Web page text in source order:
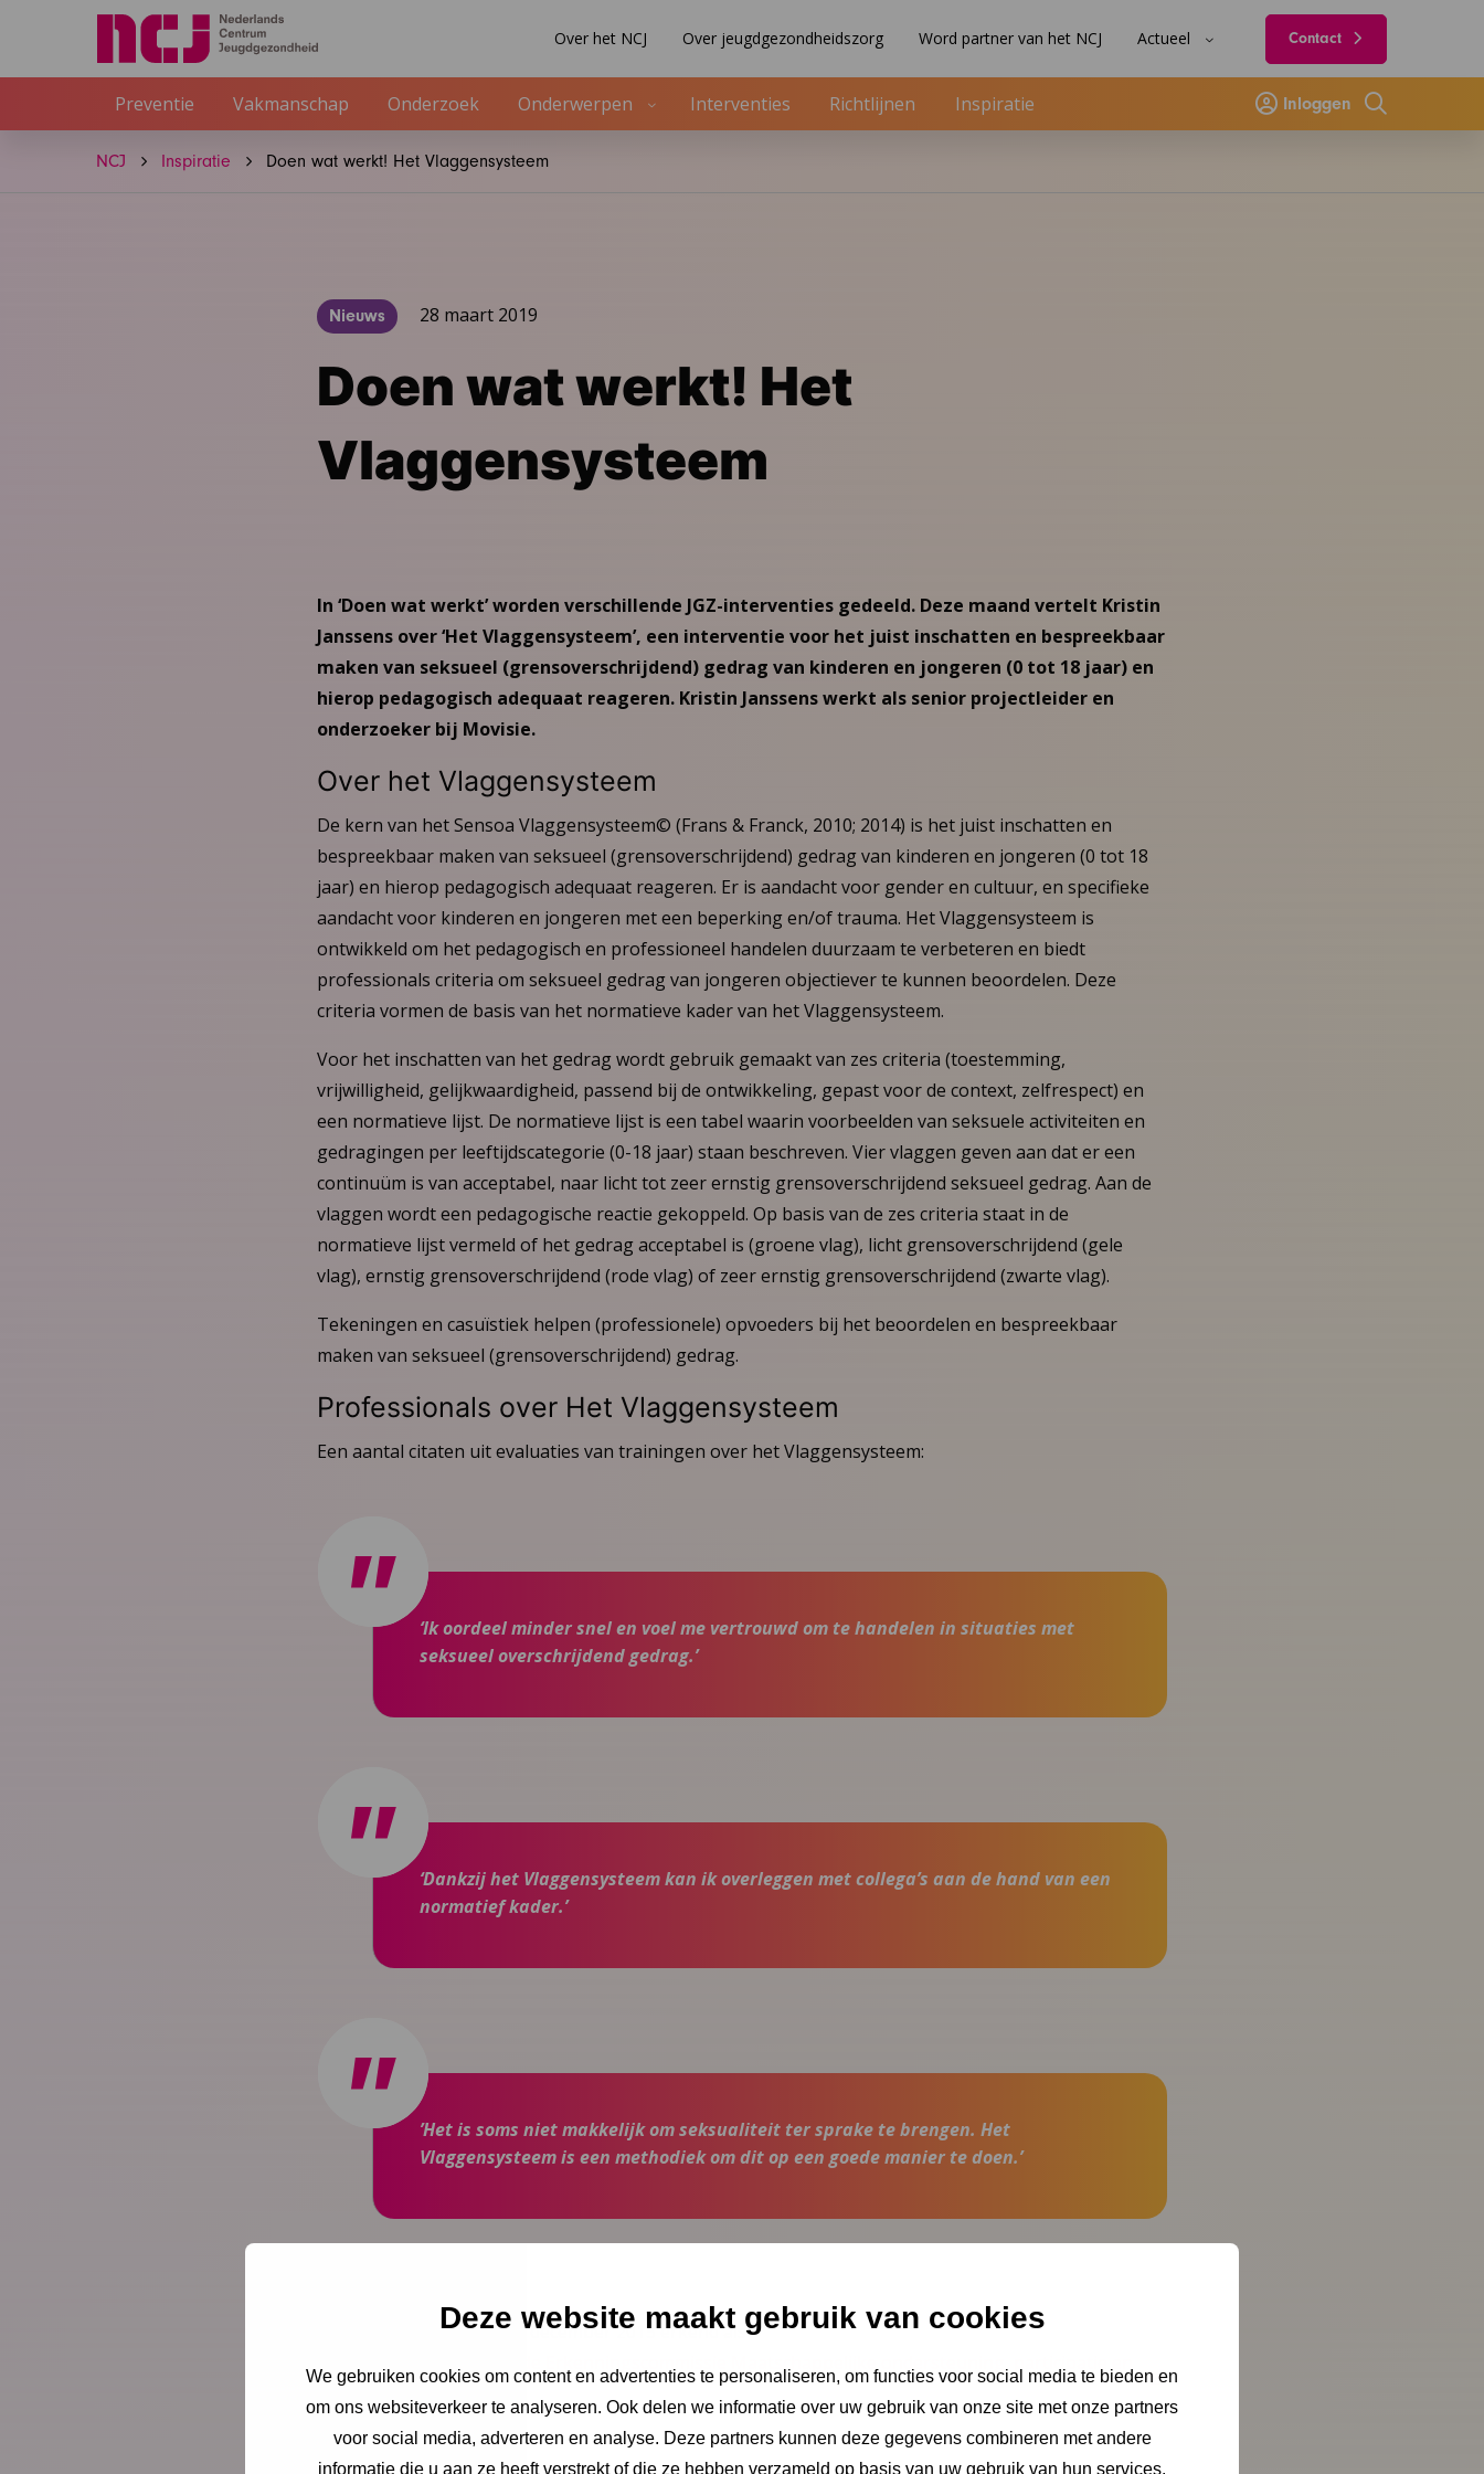
Deze website maakt gebruik van cookies
We gebruiken cookies om content en advertenties te personaliseren, om functies voor social media te bieden en
om ons websiteverkeer te analyseren. Ook delen we informatie over uw gebruik van onze site met onze partners
voor social media, adverteren en analyse. Deze partners kunnen deze gegevens combineren met andere
informatie die u aan ze heeft verstrekt of die ze hebben verzameld op basis van uw gebruik van hun services.
Over het NCJ Over jeugdgezondheidszorg Word partner van het NCJ Actueel Contact
Preventie Vakmanschap Onderzoek Onderwerpen Interventies Richtlijnen Inspiratie Inloggen
Zoeken
NCJ Inspiratie Doen wat werkt! Het Vlaggensysteem
Nieuws 28 maart 2019
Doen wat werkt! Het
Vlaggensysteem
In ‘Doen wat werkt’ worden verschillende JGZ-interventies gedeeld. Deze maand vertelt Kristin
Janssens over ‘Het Vlaggensysteem’, een interventie voor het juist inschatten en bespreekbaar
maken van seksueel (grensoverschrijdend) gedrag van kinderen en jongeren (0 tot 18 jaar) en
hierop pedagogisch adequaat reageren. Kristin Janssens werkt als senior projectleider en
onderzoeker bij Movisie.
Over het Vlaggensysteem
De kern van het Sensoa Vlaggensysteem© (Frans & Franck, 2010; 2014) is het juist inschatten en
bespreekbaar maken van seksueel (grensoverschrijdend) gedrag van kinderen en jongeren (0 tot 18
jaar) en hierop pedagogisch adequaat reageren. Er is aandacht voor gender en cultuur, en specifieke
aandacht voor kinderen en jongeren met een beperking en/of trauma. Het Vlaggensysteem is
ontwikkeld om het pedagogisch en professioneel handelen duurzaam te verbeteren en biedt
professionals criteria om seksueel gedrag van jongeren objectiever te kunnen beoordelen. Deze
criteria vormen de basis van het normatieve kader van het Vlaggensysteem.
Voor het inschatten van het gedrag wordt gebruik gemaakt van zes criteria (toestemming,
vrijwilligheid, gelijkwaardigheid, passend bij de ontwikkeling, gepast voor de context, zelfrespect) en
een normatieve lijst. De normatieve lijst is een tabel waarin voorbeelden van seksuele activiteiten en
gedragingen per leeftijdscategorie (0-18 jaar) staan beschreven. Vier vlaggen geven aan dat er een
continuüm is van acceptabel, naar licht tot zeer ernstig grensoverschrijdend seksueel gedrag. Aan de
vlaggen wordt een pedagogische reactie gekoppeld. Op basis van de zes criteria staat in de
normatieve lijst vermeld of het gedrag acceptabel is (groene vlag), licht grensoverschrijdend (gele
vlag), ernstig grensoverschrijdend (rode vlag) of zeer ernstig grensoverschrijdend (zwarte vlag).
Tekeningen en casuïstiek helpen (professionele) opvoeders bij het beoordelen en bespreekbaar
maken van seksueel (grensoverschrijdend) gedrag.
Professionals over Het Vlaggensysteem
Een aantal citaten uit evaluaties van trainingen over het Vlaggensysteem:
‘Ik oordeel minder snel en voel me vertrouwd om te handelen in situaties met
seksueel overschrijdend gedrag.’
‘Dankzij het Vlaggensysteem kan ik overleggen met collega’s aan de hand van een
normatief kader.’
’Het is soms niet makkelijk om seksualiteit ter sprake te brengen. Het
Vlaggensysteem is een methodiek om dit op een goede manier te doen.’
Het Vlaggensysteem is in december 2015 erkend als
Goed Onderbouwd door de Erkenningscommissie Maatschappelijke ondersteuning, participatie en
veiligheid